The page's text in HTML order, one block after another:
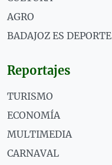
AGRO
BADAJOZ ES DEPORTE
Reportajes
TURISMO
ECONOMÍA
MULTIMEDIA
CARNAVAL